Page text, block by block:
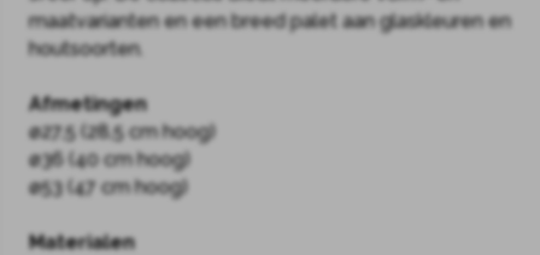
maatvarianten en een breed palet aan glaskleuren en
houtsoorten.
Afmetingen
ø27,5 (28,5 cm hoog)
ø36 (40 cm hoog)
ø53 (47 cm hoog)
Materialen